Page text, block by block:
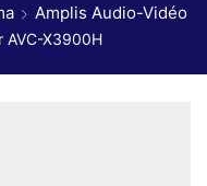
Amplis Audio-Vidéo
AVC-X3900H